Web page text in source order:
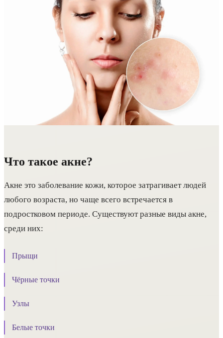
Что такое акне?
Акне это заболевание кожи, которое затрагивает людей
любого возраста, но чаще всего встречается в
подростковом периоде. Существуют разные виды акне,
среди них:
Прыщи
Чёрные точки
Узлы
Белые точки